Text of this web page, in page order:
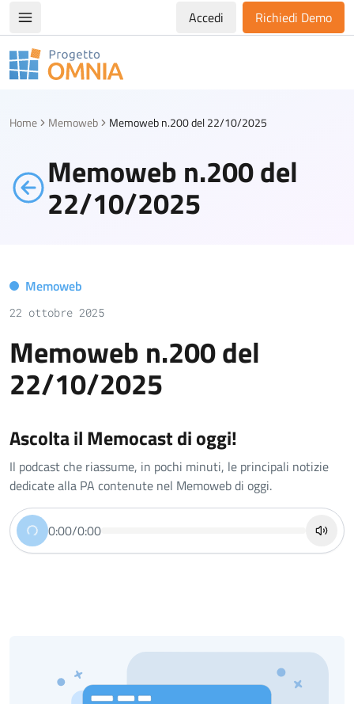
Apri/chiudi menù di navigazioneAccedi Richiedi Demo
Progetto Omnia
Home Memoweb Memoweb n.200 del 22/10/2025
Memoweb n.200 del
22/10/2025
Memoweb
22 ottobre 2025
Memoweb n.200 del
22/10/2025
Ascolta il Memocast di oggi!
Il podcast che riassume, in pochi minuti, le principali notizie
dedicate alla PA contenute nel Memoweb di oggi.
Riproduci
0:00/0:00